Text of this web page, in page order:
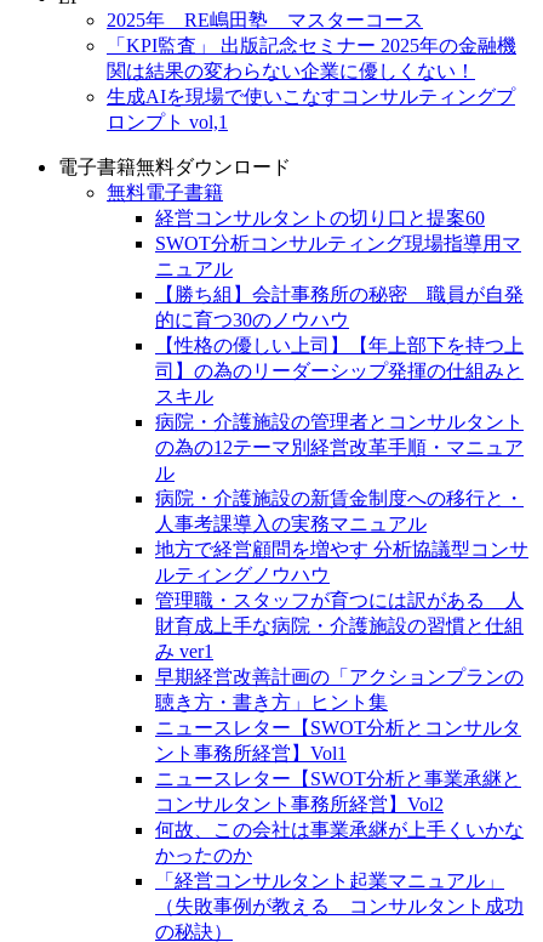
2025年 RE嶋田塾 マスターコース
「KPI監査」 出版記念セミナー 2025年の金融機
関は結果の変わらない企業に優しくない！
生成AIを現場で使いこなすコンサルティングプ
ロンプト vol,1
電子書籍無料ダウンロード
無料電子書籍
経営コンサルタントの切り口と提案60
SWOT分析コンサルティング現場指導用マ
ニュアル
【勝ち組】会計事務所の秘密 職員が自発
的に育つ30のノウハウ
【性格の優しい上司】【年上部下を持つ上
司】の為のリーダーシップ発揮の仕組みと
スキル
病院・介護施設の管理者とコンサルタント
の為の12テーマ別経営改革手順・マニュア
ル
病院・介護施設の新賃金制度への移行と・
人事考課導入の実務マニュアル
地方で経営顧問を増やす 分析協議型コンサ
ルティングノウハウ
管理職・スタッフが育つには訳がある 人
財育成上手な病院・介護施設の習慣と仕組
み ver1
早期経営改善計画の「アクションプランの
聴き方・書き方」ヒント集
ニュースレター【SWOT分析とコンサルタ
ント事務所経営】Vol1
ニュースレター【SWOT分析と事業承継と
コンサルタント事務所経営】Vol2
何故、この会社は事業承継が上手くいかな
かったのか
「経営コンサルタント起業マニュアル」
（失敗事例が教える コンサルタント成功
の秘訣）